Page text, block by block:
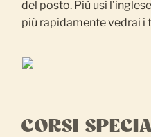
del posto. Più usi
più rapidamente vedrai i
CORSI